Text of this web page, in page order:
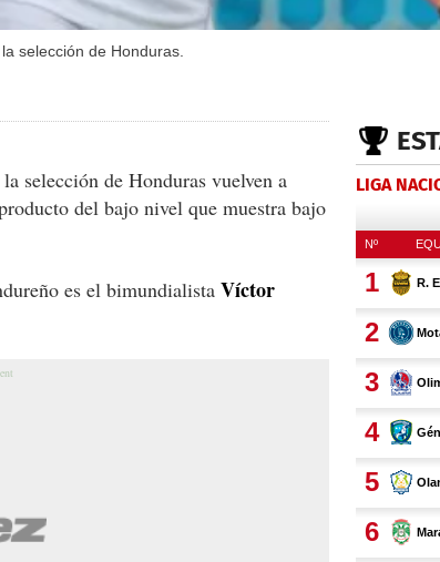
selección de Honduras.
selección de Honduras vuelven a
del bajo nivel que muestra bajo
es el bimundialista Víctor
LIGA